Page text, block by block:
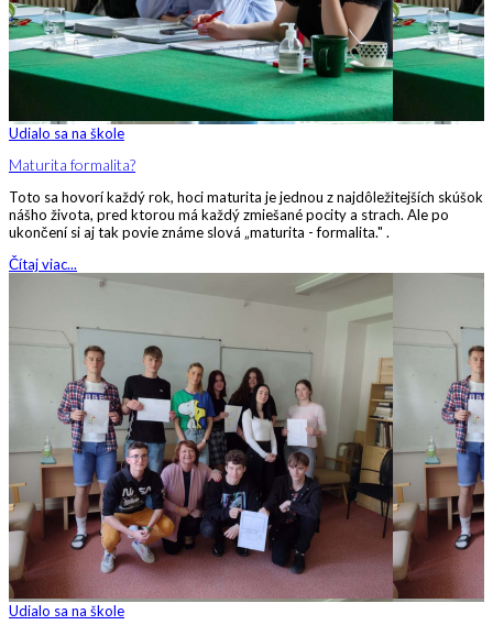
Udialo sa na škole
Maturita formalita?
Toto sa hovorí každý rok, hoci maturita je jednou z najdôležitejších skúšok
nášho života, pred ktorou má každý zmiešané pocity a strach. Ale po
ukončení si aj tak povie známe slová „maturita - formalita." .
Čítaj viac...
Udialo sa na škole